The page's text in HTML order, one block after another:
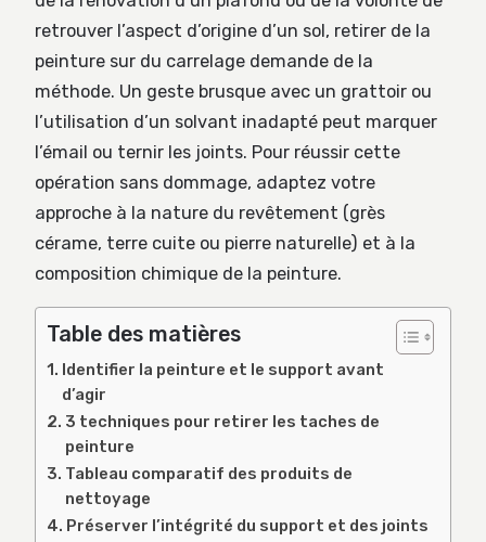
retrouver l’aspect d’origine d’un sol, retirer de la
peinture sur du carrelage demande de la
méthode. Un geste brusque avec un grattoir ou
l’utilisation d’un solvant inadapté peut marquer
l’émail ou ternir les joints. Pour réussir cette
opération sans dommage, adaptez votre
approche à la nature du revêtement (grès
cérame, terre cuite ou pierre naturelle) et à la
composition chimique de la peinture.
Table des matières
Identifier la peinture et le support avant
d’agir
3 techniques pour retirer les taches de
peinture
Tableau comparatif des produits de
nettoyage
Préserver l’intégrité du support et des joints